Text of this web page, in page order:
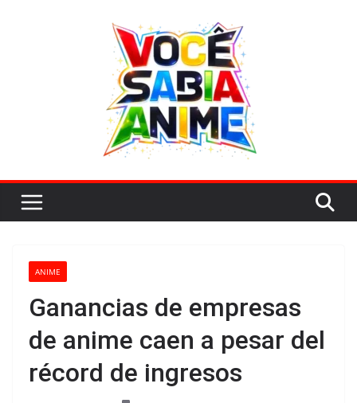
ANIME
Ganancias de empresas
de anime caen a pesar del
récord de ingresos